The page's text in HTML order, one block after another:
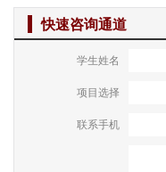
快速咨询通道
学生姓名
项目选择
联系手机